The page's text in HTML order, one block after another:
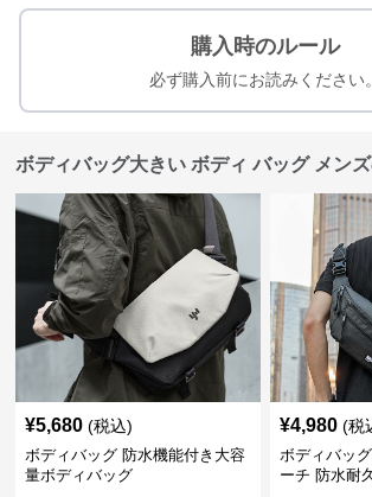
購入時のルール
必ず購入前にお読みください。
ボディバッグ大きい ボディ バッグ メン
¥5,680 (税込)
ボディバッグ 防水機能付き大容
量ボディバッグ
¥4,980 (税
ボディバッ
ーチ 防水耐